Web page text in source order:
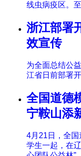
线虫病疫区。
浙江部署
效宣传
为全面总结公
江省日前部署
全国道德
宁鞍山添
4月21日，全国
学生一起，在